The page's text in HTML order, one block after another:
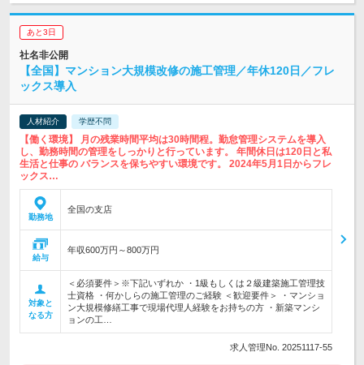
あと3日
社名非公開
【全国】マンション大規模改修の施工管理／年休120日／フレ
ックス導入
人材紹介 学歴不問
【働く環境】 月の残業時間平均は30時間程。勤怠管理システムを導入
し、勤務時間の管理をしっかりと行っています。 年間休日は120日と私
生活と仕事の バランスを保ちやすい環境です。 2024年5月1日からフレ
ックス…
勤務地
全国の支店
給与
年収600万円～800万円
対象と
なる方
＜必須要件＞※下記いずれか ・1級もしくは２級建築施工管理技
士資格 ・何かしらの施工管理のご経験 ＜歓迎要件＞ ・マンショ
ン大規模修繕工事で現場代理人経験をお持ちの方 ・新築マンシ
ョンの工…
求人管理No. 20251117-55